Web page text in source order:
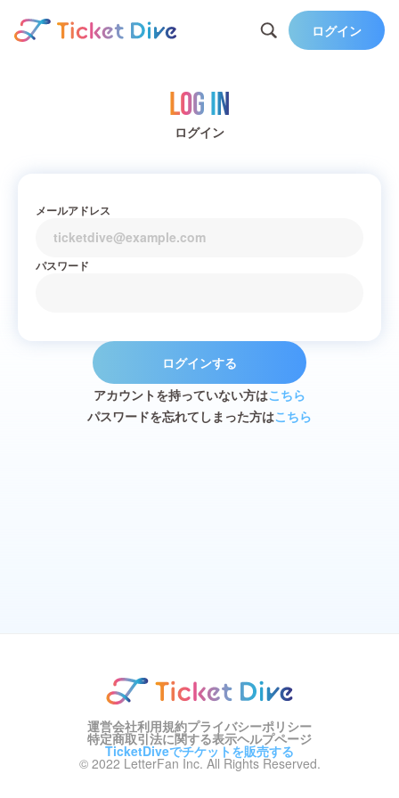
ログイン
Log in
ログイン
メールアドレス
パスワード
ログインする
アカウントを持っていない方はこちら
パスワードを忘れてしまった方はこちら
運営会社利用規約プライバシーポリシー
特定商取引法に関する表示ヘルプページ
TicketDiveでチケットを販売する
© 2022 LetterFan Inc. All Rights Reserved.